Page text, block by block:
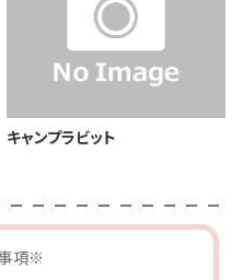
キャンプラビット
項※